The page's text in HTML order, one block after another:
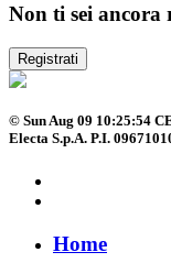
Non ti sei ancora
Registrati
© Sun Aug 09 10:25:54
Electa S.p.A. P.I.
Home